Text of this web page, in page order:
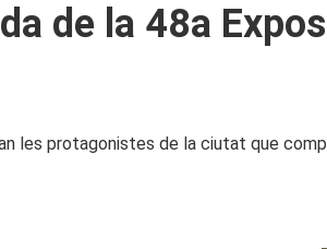
de la 48a
les protagonistes de la ciutat que